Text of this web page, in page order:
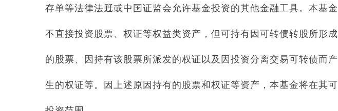
存单等法律法觃或中国证监会允许基金投资的其他金融工具。本基金
不直接投资股票、权证等权益类资产，但可持有因可转债转股所形成
的股票、因持有该股票所派发的权证以及因投资分离交易可转债而产
生的权证等。因上述原因持有的股票和权证等资产，本基金将在其可